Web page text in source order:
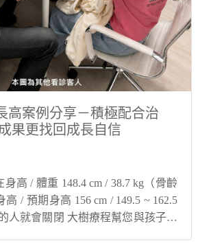
高案例分享－積極配合治
果更找回成長自信
高 / 體重 148.4 cm / 38.7 kg（骨齡
/ 預期身高 156 cm / 149.5 ~ 162.5
人就會關閉 大樹療程幫您與孩子解